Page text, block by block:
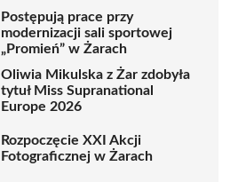
Postępują prace przy
modernizacji sali sportowej
„Promień” w Żarach
Oliwia Mikulska z Żar zdobyła
tytuł Miss Supranational
Europe 2026
Rozpoczęcie XXI Akcji
Fotograficznej w Żarach